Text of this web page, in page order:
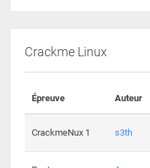
Crackme Linux
Épreuve Auteur
CrackmeNux 1 s3th